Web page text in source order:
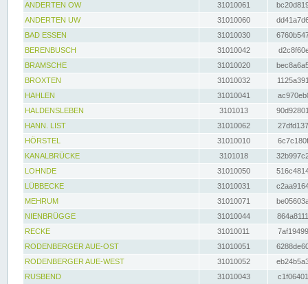
ANDERTEN OW
31010061
ANDERTEN UW
31010060
BAD ESSEN
31010030
BERENBUSCH
31010042
BRAMSCHE
31010020
BROXTEN
31010032
HAHLEN
31010041
HALDENSLEBEN
3101013
HANN. LIST
31010062
HÖRSTEL
31010010
KANALBRÜCKE
3101018
LOHNDE
31010050
LÜBBECKE
31010031
MEHRUM
31010071
NIENBRÜGGE
31010044
RECKE
31010011
RODENBERGER AUE-OST
31010051
RODENBERGER AUE-WEST
31010052
RUSBEND
31010043